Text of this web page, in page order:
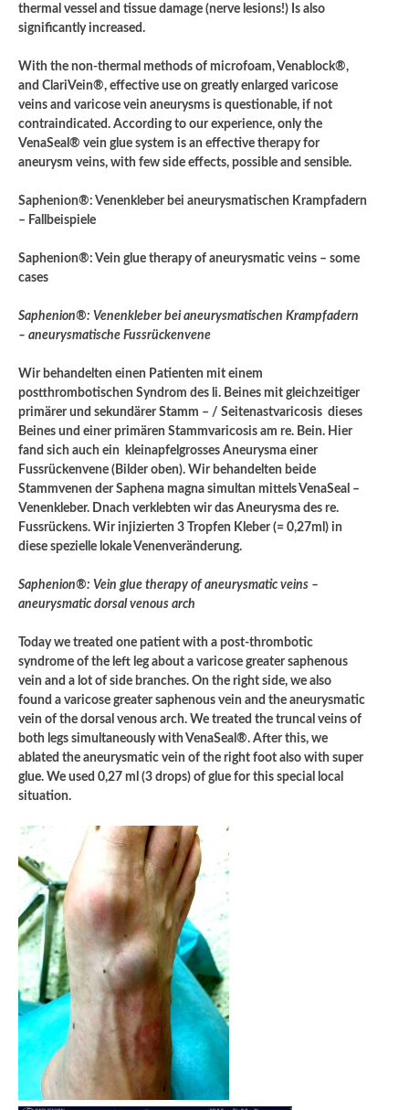
thermal vessel and tissue damage (nerve lesions!) Is also
significantly increased.
With the non-thermal methods of microfoam, Venablock®,
and ClariVein®, effective use on greatly enlarged varicose
veins and varicose vein aneurysms is questionable, if not
contraindicated. According to our experience, only the
VenaSeal® vein glue system is an effective therapy for
aneurysm veins, with few side effects, possible and sensible.
Saphenion®: Venenkleber bei aneurysmatischen Krampfadern
– Fallbeispiele
Saphenion®: Vein glue therapy of aneurysmatic veins – some
cases
Saphenion®: Venenkleber bei aneurysmatischen Krampfadern
– aneurysmatische Fussrückenvene
Wir behandelten einen Patienten mit einem
postthrombotischen Syndrom des li. Beines mit gleichzeitiger
primärer und sekundärer Stamm – / Seitenastvaricosis dieses
Beines und einer primären Stammvaricosis am re. Bein. Hier
fand sich auch ein kleinapfelgrosses Aneurysma einer
Fussrückenvene (Bilder oben). Wir behandelten beide
Stammvenen der Saphena magna simultan mittels VenaSeal –
Venenkleber. Dnach verklebten wir das Aneurysma des re.
Fussrückens. Wir injizierten 3 Tropfen Kleber (= 0,27ml) in
diese spezielle lokale Venenveränderung.
Saphenion®: Vein glue therapy of aneurysmatic veins –
aneurysmatic dorsal venous arch
Today we treated one patient with a post-thrombotic
syndrome of the left leg about a varicose greater saphenous
vein and a lot of side branches. On the right side, we also
found a varicose greater saphenous vein and the aneurysmatic
vein of the dorsal venous arch. We treated the truncal veins of
both legs simultaneously with VenaSeal®. After this, we
ablated the aneurysmatic vein of the right foot also with super
glue. We used 0,27 ml (3 drops) of glue for this special local
situation.